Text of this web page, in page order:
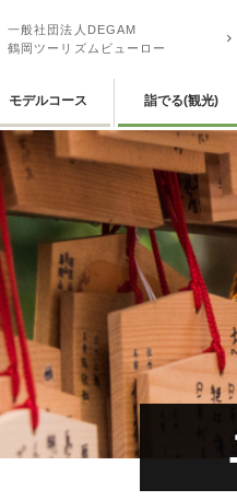
一般社団法人DEGAM
鶴岡ツーリズムビューロー
モデルコース 詣でる(観光)